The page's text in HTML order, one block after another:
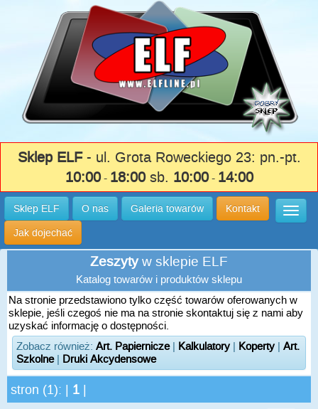
Sklep ELF- ul. Grota Roweckiego 23: pn.-pt.
10:00- 18:00sb. 10:00- 14:00
Sklep ELF O nas Galeria towarów Kontakt
Jak dojechać
Zeszytyw sklepie ELF
Katalog towarów i produktów sklepu
Na stronie przedstawiono tylko część towarów oferowanych w
sklepie, jeśli czegoś nie ma na stronie skontaktuj się z nami aby
uzyskać informację o dostępności.
Zobacz również: Art. Papiernicze| Kalkulatory | Koperty | Art.
Szkolne| Druki Akcydensowe
stron (1): | 1